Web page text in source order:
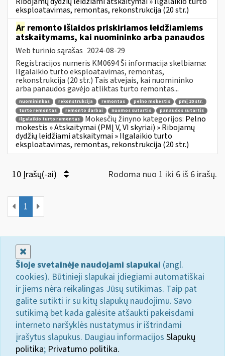
eksploatavimas, remontas, rekonstrukcija (20 str.)
Ar remonto išlaidos priskiriamos leidžiamiems
atskaitymams, kai nuomininko arba panaudos
Web turinio sąrašas 2024-08-29
Registracijos numeris KM0694 Ši informacija skelbiama:
Ilgalaikio turto eksploatavimas, remontas,
rekonstrukcija (20 str.) Tais atvejais, kai nuomininko
arba panaudos gavėjo atliktas turto remontas...
nuomininkas rekonstrukcija remontas pelno mokestis
pmį 20 str.
turto remontas
remonto darbai nuomos sutartis
panaudos sutartis
ilgalaikio turto remontas
Mokesčių žinyno kategorijos: Pelno
mokestis » Atskaitymai (PMĮ V, VI skyriai) » Ribojamų
dydžių leidžiami atskaitymai » Ilgalaikio turto
eksploatavimas, remontas, rekonstrukcija (20 str.)
10 Įrašų(-ai) Rodoma nuo 1 iki 6 iš 6 irašų.
1
Šioje svetainėje naudojami slapukai (angl.
cookies). Būtinieji slapukai įdiegiami automatiškai
ir jiems nėra reikalingas Jūsų sutikimas. Taip pat
galite sutikti ir su kitų slapukų naudojimu. Savo
sutikimą bet kada galėsite atšaukti pakeisdami
interneto naršyklės nustatymus ir ištrindami
įrašytus slapukus. Daugiau informacijos Slapukų
politika; Privatumo politika.